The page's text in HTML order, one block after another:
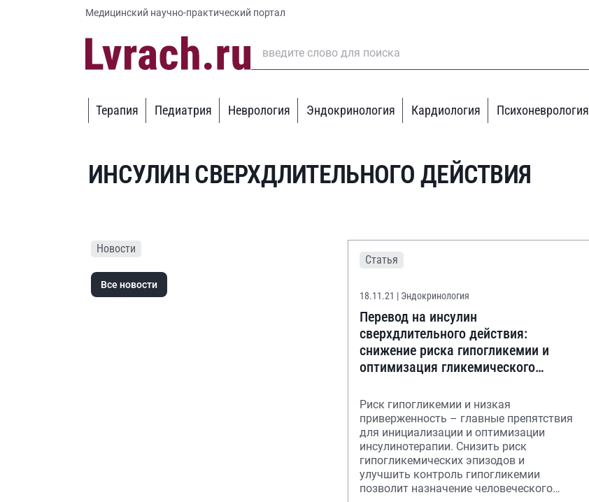
Медицинский научно-практический портал
Терапия Педиатрия Неврология Эндокринология Кардиология Психоневрология
ИНСУЛИН СВЕРХДЛИТЕЛЬНОГО ДЕЙСТВИЯ
Новости
Все новости
Статья
18.11.21 | Эндокринология
Перевод на инсулин
сверхдлительного действия:
снижение риска гипогликемии и
оптимизация гликемического
Риск гипогликемии и низкая
приверженность – главные препятствия
для инициализации и оптимизации
инсулинотерапии. Снизить риск
гипогликемических эпизодов и
улучшить контроль гипогликемии
позволит назначение человеческого